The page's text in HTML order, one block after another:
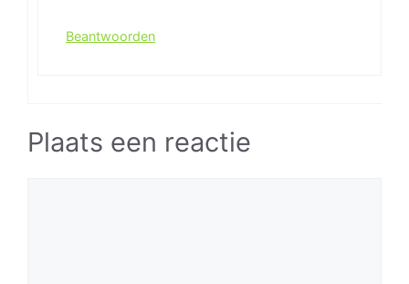
Beantwoorden
Plaats een reactie